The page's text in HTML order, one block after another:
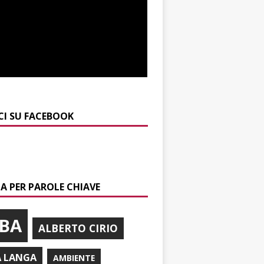
SU FACEBOOK
PER PAROLE CHIAVE
ALBERTO CIRIO
LANGA AMBIENTE